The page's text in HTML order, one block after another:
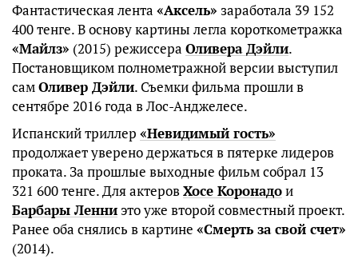
Фантастическая лента «Аксель» заработала 39 152
400 тенге. В основу картины легла короткометражка
«Майлз» (2015) режиссера Оливера Дэйли.
Постановщиком полнометражной версии выступил
самОливер Дэйли. Съемки фильма прошли в
сентябре 2016 года в Лос-Анджелесе.
Испанский триллер «Невидимый гость»
продолжает уверено держаться в пятерке лидеров
проката. За прошлые выходные фильм собрал 13
321 600 тенге. Для актеровХосе Коронадои
Барбары Ленни это уже второй совместный проект.
Ранее оба снялись в картине «Смерть за свой счет»
(2014).